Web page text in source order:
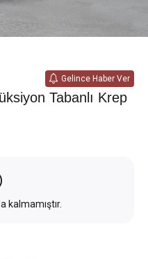
Gelince Haber Ver
Tabanlı Krep
kalmamıştır.